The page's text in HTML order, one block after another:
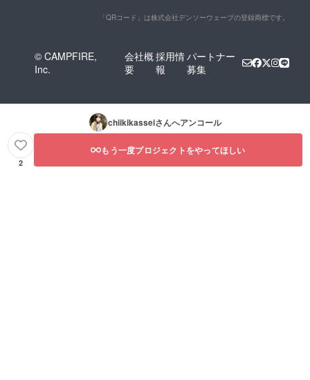
「QRコード」は株式会社デンソーウェーブの登録商標です。
© CAMPFIRE,
Inc.
会社概
要
採用情
報
パートナー
募集
chiikikasseiさんへアンコール
2
もう一度プロジェクトをやってほしい